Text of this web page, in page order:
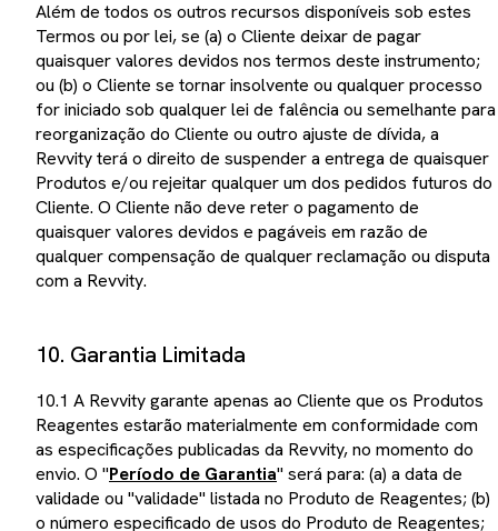
Além de todos os outros recursos disponíveis sob estes
Termos ou por lei, se (a) o Cliente deixar de pagar
quaisquer valores devidos nos termos deste instrumento;
ou (b) o Cliente se tornar insolvente ou qualquer processo
for iniciado sob qualquer lei de falência ou semelhante para
reorganização do Cliente ou outro ajuste de dívida, a
Revvity terá o direito de suspender a entrega de quaisquer
Produtos e/ou rejeitar qualquer um dos pedidos futuros do
Cliente. O Cliente não deve reter o pagamento de
quaisquer valores devidos e pagáveis em razão de
qualquer compensação de qualquer reclamação ou disputa
com a Revvity.
10. Garantia Limitada
10.1 A Revvity garante apenas ao Cliente que os Produtos
Reagentes estarão materialmente em conformidade com
as especificações publicadas da Revvity, no momento do
envio. O "Período de Garantia" será para: (a) a data de
validade ou "validade" listada no Produto de Reagentes; (b)
o número especificado de usos do Produto de Reagentes;